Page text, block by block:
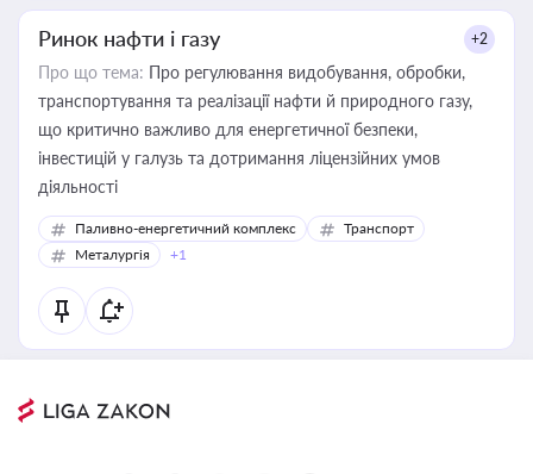
Ринок нафти і газу +2
Про що тема: Про регулювання видобування, обробки,
транспортування та реалізації нафти й природного газу,
що критично важливо для енергетичної безпеки,
інвестицій у галузь та дотримання ліцензійних умов
діяльності
Паливно-енергетичний комплекс
Транспорт
Металургія
+1